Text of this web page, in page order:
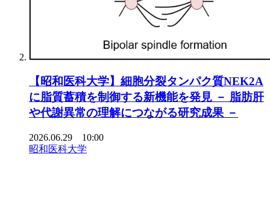
【昭和医科大学】細胞分裂タンパク質NEK2A
に脂質蓄積を制御する新機能を発見 － 脂肪肝
や代謝異常の理解につながる研究成果 －
2026.06.29 10:00
昭和医科大学